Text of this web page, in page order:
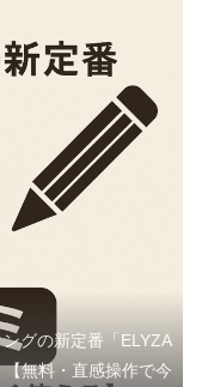
グの新定番「ELYZA
無料・直感操作で今